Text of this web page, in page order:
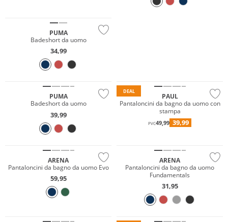
PUMA
Badeshort da uomo
34,99
PUMA
Badeshort da uomo
39,99
DEAL
PAUL
Pantaloncini da bagno da uomo con
stampa
PVC49,99 39,99
ARENA
Pantaloncini da bagno da uomo Evo
59,95
ARENA
Pantaloncini da bagno da uomo
Fundamentals
31,95